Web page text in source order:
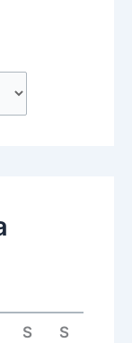
S S